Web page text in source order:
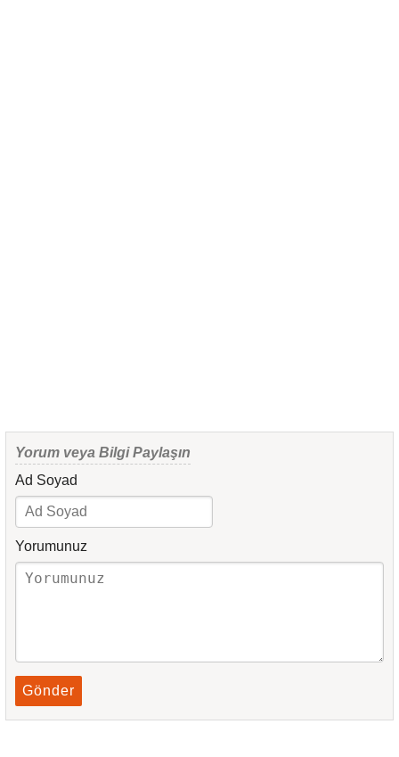
Yorum veya Bilgi Paylaşın
Ad Soyad
Yorumunuz
Gönder